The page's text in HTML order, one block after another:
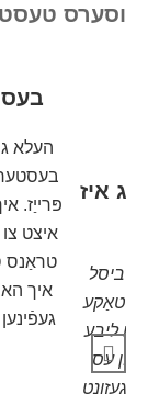
וסערס
העלא
פּרייַז.
איצט
טראַנס
איך
איז
ביסל
איך טאַקע
וו ליבע
און עס
געזונט